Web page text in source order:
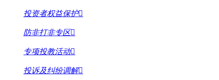
投资者权益保护
防非打非专区
专项投教活动
投诉及纠纷调解